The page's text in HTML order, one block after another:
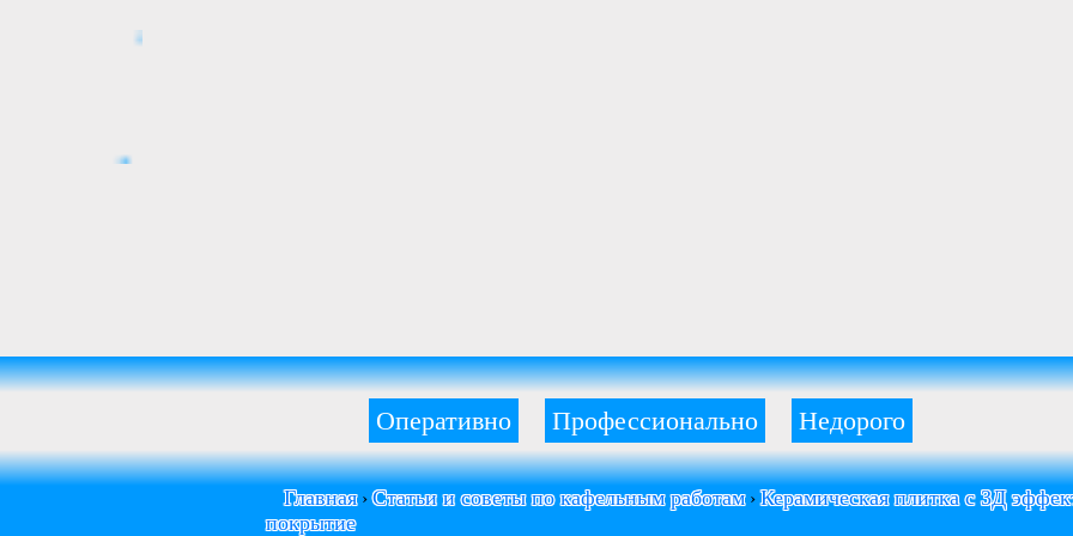
Оперативно Профессионально Недорого
Главная›Статьи и советы по кафельным работам›Керамическая плитка с 3Д
покрытие